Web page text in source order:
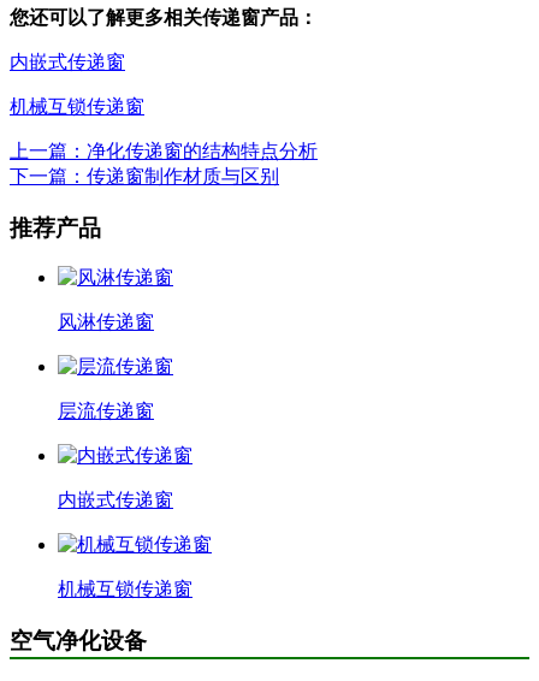
您还可以了解更多相关传递窗产品：
内嵌式传递窗
机械互锁传递窗
上一篇：净化传递窗的结构特点分析
下一篇：传递窗制作材质与区别
推荐产品
风淋传递窗
层流传递窗
内嵌式传递窗
机械互锁传递窗
空气净化设备